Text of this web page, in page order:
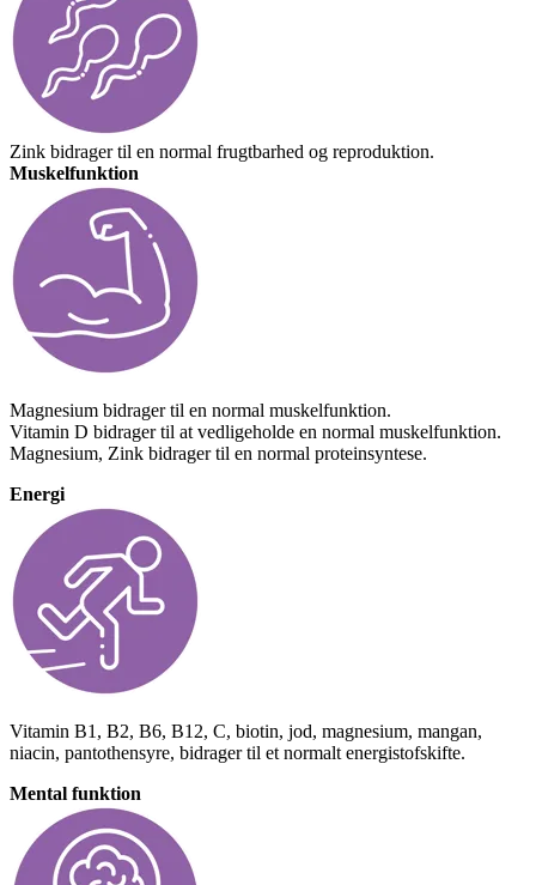
Zink bidrager til en normal frugtbarhed og reproduktion.
Muskelfunktion
Magnesium bidrager til en normal muskelfunktion.
Vitamin D bidrager til at vedligeholde en normal muskelfunktion.
Magnesium, Zink bidrager til en normal proteinsyntese.
Energi
Vitamin B1, B2, B6, B12, C, biotin, jod, magnesium, mangan,
niacin, pantothensyre, bidrager til et normalt energistofskifte.
Mental funktion